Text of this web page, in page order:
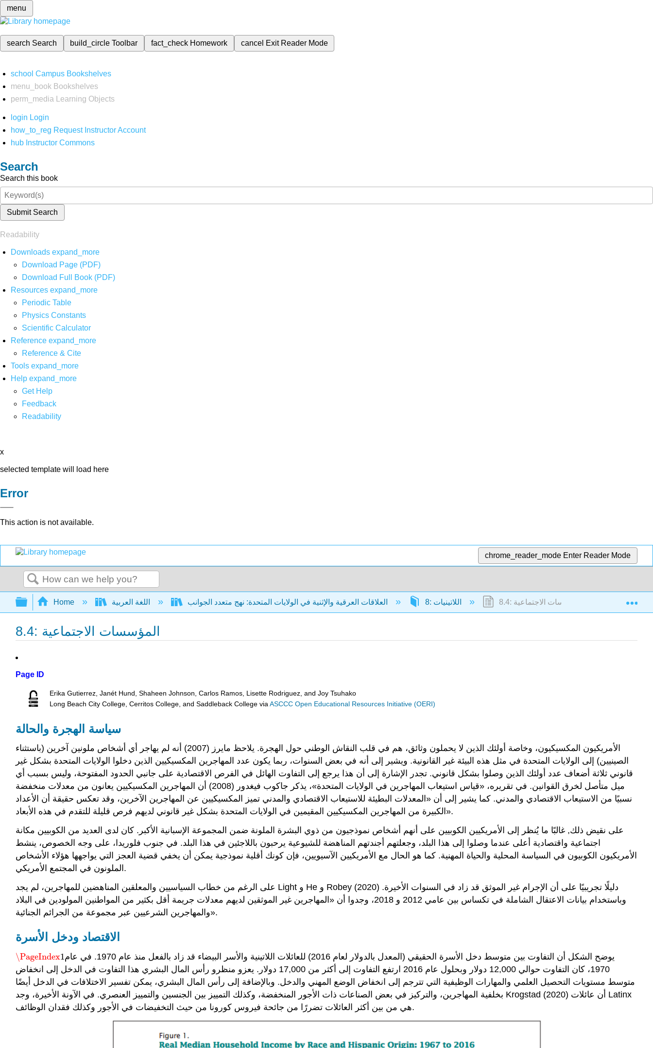
menu
search Search build_circleToolbar fact_check Homework cancel Exit Reader Mode
school Campus Bookshelves
menu_book Bookshelves
perm_media
Learning Objects
login Login
how_to_reg Request Instructor Account
hub Instructor Commons
Search
Search this book
Submit Search
Readability
Downloads expand_more
Download Page (PDF)
Download Full Book (PDF)
Resources expand_more
Periodic Table
Physics Constants
Scientific Calculator
Reference expand_more
Reference & Cite
Tools expand_more
Help expand_more
Get Help
Feedback
Readability
x
selected template will load here
Error
This action is not available.
chrome_reader_mode Enter Reader Mode
Search
Expand/collapse global hierarchy
Home 8.4: المؤسسات الاجتماعية
8.4: المؤسسات الاجتماعية
Page ID
Erika Gutierrez, Janét Hund, Shaheen Johnson, Carlos Ramos, Lisette Rodriguez, and Joy Tsuhako
Long Beach City College, Cerritos College, and Saddleback College viaASCCC Open Educational Resources Initiative (OERI)
سياسة الهجرة والحالة
الأمريكيون المكسيكيون، وخاصة أولئك الذين لا يحملون وثائق، هم في قلب النقاش الوطني حول الهجرة. يلاحظ مايرز (2007) أنه لم يهاجر أي أشخاص ملونين آخرين (باستثناء
الصينيين) إلى الولايات المتحدة في مثل هذه البيئة غير القانونية. ويشير إلى أنه في بعض السنوات، ربما يكون عدد المهاجرين المكسيكيين الذين دخلوا الولايات المتحدة بشكل غير
قانوني ثلاثة أضعاف عدد أولئك الذين وصلوا بشكل قانوني. تجدر الإشارة إلى أن هذا يرجع إلى التفاوت الهائل في الفرص الاقتصادية على جانبي الحدود المفتوحة، وليس بسبب أي
ميل متأصل لخرق القوانين. في تقريره، «قياس استيعاب المهاجرين في الولايات المتحدة»، يذكر جاكوب فيغدور (2008) أن المهاجرين المكسيكيين يعانون من معدلات منخفضة
نسبيًا من الاستيعاب الاقتصادي والمدني. كما يشير إلى أن «المعدلات البطيئة للاستيعاب الاقتصادي والمدني تميز المكسيكيين عن المهاجرين الآخرين، وقد تعكس حقيقة أن الأعداد
الكبيرة من المهاجرين المكسيكيين المقيمين في الولايات المتحدة بشكل غير قانوني لديهم فرص قليلة للتقدم في هذه الأبعاد».
على نقيض ذلك, غالبًا ما يُنظر إلى الأمريكيين الكوبيين على أنهم أشخاص نموذجيون من ذوي البشرة الملونة ضمن المجموعة الإسبانية الأكبر. كان لدى العديد من الكوبيين مكانة
اجتماعية واقتصادية أعلى عندما وصلوا إلى هذا البلد، وجعلتهم أجندتهم المناهضة للشيوعية يرحبون باللاجئين في هذا البلد. في جنوب فلوريدا، على وجه الخصوص، ينشط
الأمريكيون الكوبيون في السياسة المحلية والحياة المهنية. كما هو الحال مع الأمريكيين الآسيويين، فإن كونك أقلية نموذجية يمكن أن يخفي قضية العجز التي يواجهها هؤلاء الأشخاص
الملونون في المجتمع الأمريكي.
على الرغم من خطاب السياسيين والمعلقين المناهضين للمهاجرين، لم يجد Light و He و Robey (2020) دليلًا تجريبيًا على أن الإجرام غير الموثق قد زاد في السنوات الأخيرة.
وباستخدام بيانات الاعتقال الشاملة في تكساس بين عامي 2012 و 2018، وجدوا أن «المهاجرين غير الموثقين لديهم معدلات جريمة أقل بكثير من المواطنين المولودين في البلاد
والمهاجرين الشرعيين عبر مجموعة من الجرائم الجنائية».
الاقتصاد ودخل الأسرة
\PageIndex1
\PageIndex1يوضح الشكل أن التفاوت بين متوسط دخل الأسرة الحقيقي (المعدل بالدولار لعام 2016) للعائلات اللاتينية والأسر البيضاء قد زاد بالفعل منذ عام 1970. في عام
1970، كان التفاوت حوالي 12,000 دولار وبحلول عام 2016 ارتفع التفاوت إلى أكثر من 17,000 دولار. يعزو منظرو رأس المال البشري هذا التفاوت في الدخل إلى انخفاض
متوسط مستويات التحصيل العلمي والمهارات الوظيفية التي تترجم إلى انخفاض الوضع المهني والدخل. وبالإضافة إلى رأس المال البشري، يمكن تفسير الاختلافات في الدخل أيضًا
بخلفية المهاجرين، والتركيز في بعض الصناعات ذات الأجور المنخفضة، وكذلك التمييز بين الجنسين والتمييز العنصري. في الآونة الأخيرة، وجد Krogstad (2020) أن عائلات Latinx
هي من بين أكثر العائلات تضررًا من جائحة فيروس كورونا من حيث التخفيضات في الأجور وكذلك فقدان الوظائف.